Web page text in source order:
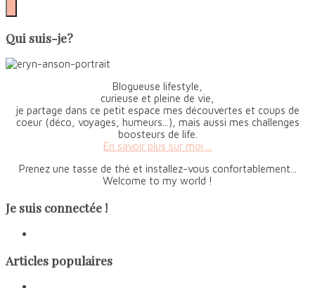
Qui suis-je?
Blogueuse lifestyle,
curieuse et pleine de vie,
je partage dans ce petit espace mes découvertes et coups de
coeur (déco, voyages, humeurs...), mais aussi mes challenges
boosteurs de life.
En savoir plus sur moi ...
Prenez une tasse de thé et installez-vous confortablement...
Welcome to my world !
Je suis connectée !
Articles populaires